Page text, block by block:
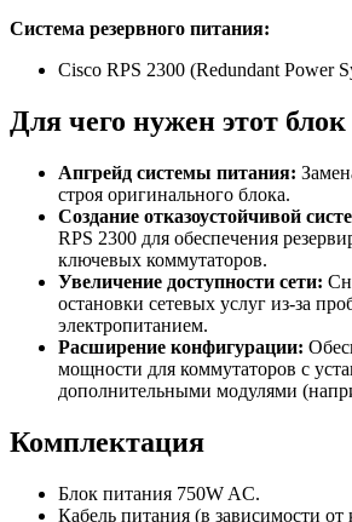
Система резервного питания:
Cisco RPS 2300 (Redundant Power
Для чего нужен этот
Апгрейд системы питания:
строя оригинального блока.
Создание отказоустойчивой
RPS 2300 для обеспечения
ключевых коммутаторов.
Увеличение доступности сети:
остановки сетевых услуг из-за
электропитанием.
Расширение конфигурации:
мощности для коммутаторов с
дополнительными модулями
Комплектация
Блок питания 750W AC.
Кабель питания (в зависимости от